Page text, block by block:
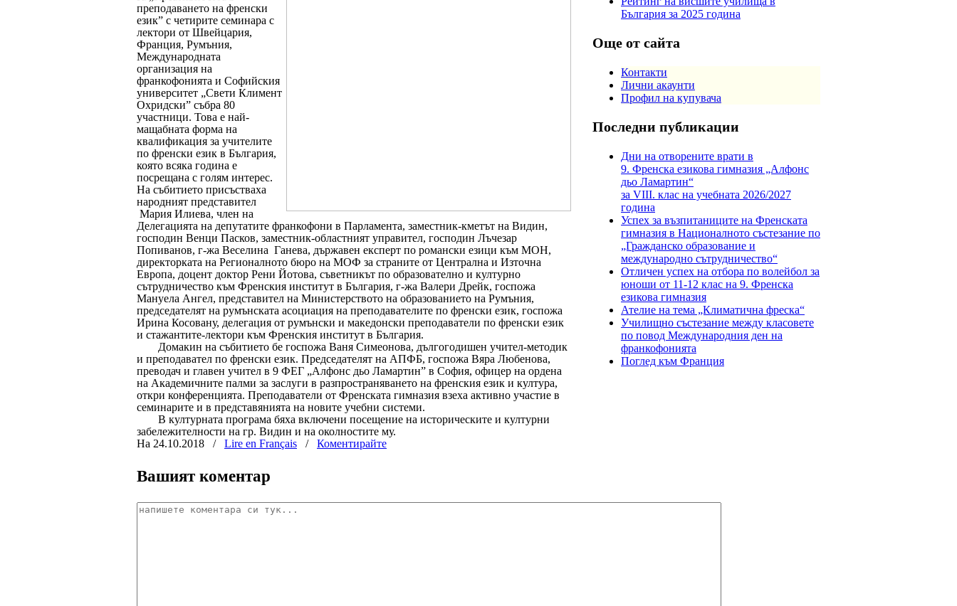
преподаването на френски
език” с четирите семинара с
лектори от Швейцария,
Франция, Румъния,
Международната
организация на
франкофонията и Софийския
университет „Свети Климент
Охридски” събра 80
участници. Това е най-
мащабната форма на
квалификация за учителите
по френски език в България,
която всяка година е
посрещана с голям интерес.
На събитието присъстваха
народният представител
Мария Илиева, член на
Делегацията на депутатите франкофони в Парламента, заместник-кметът на Видин,
господин Венци Пасков, заместник-областният управител, господин Лъчезар
Попиванов, г-жа Веселина Ганева, държавен експерт по романски езици към МОН,
директорката на Регионалното бюро на МОФ за страните от Централна и Източна
Европа, доцент доктор Рени Йотова, съветникът по образователно и културно
сътрудничество към Френския институт в България, г-жа Валери Дрейк, госпожа
Мануела Ангел, представител на Министерството на образованието на Румъния,
председателят на румънската асоциация на преподавателите по френски език, госпожа
Ирина Косовану, делегация от румънски и македонски преподаватели по френски език
и стажантите-лектори към Френския институт в България.
Домакин на събитието бе госпожа Ваня Симеонова, дългогодишен учител-методик
и преподавател по френски език. Председателят на АПФБ, госпожа Вяра Любенова,
преводач и главен учител в 9 ФЕГ „Алфонс дьо Ламартин” в София, офицер на ордена
на Академичните палми за заслуги в разпространяването на френския език и култура,
откри конференцията. Преподаватели от Френската гимназия взеха активно участие в
семинарите и в представянията на новите учебни системи.
В културната програма бяха включени посещение на историческите и културни
забележителности на гр. Видин и на околностите му.
На 24.10.2018
/ Lire en Français / Коментирайте
Вашият коментар
България за 2025 година
Още от сайта
Контакти
Лични акаунти
Профил на купувача
Последни публикации
Дни на отворените врати в
9. Френска езикова гимназия „Алфонс
дьо Ламартин“
за VIII. клас на учебната 2026/2027
година
Успех за възпитаниците на Френската
гимназия в Националното състезание по
„Гражданско образование и
международно сътрудничество“
Отличен успех на отбора по волейбол за
юноши от 11-12 клас на 9. Френска
езикова гимназия
Ателие на тема „Климатична фреска“
Училищно състезание между класовете
по повод Международния ден на
франкофонията
Поглед към Франция